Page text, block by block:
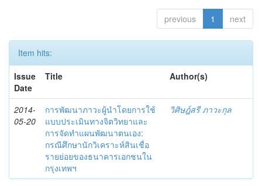
previous 1 next
Item hits:
Issue
Date
Title Author(s)
2014-
05-20
การพัฒนาภาวะผู้นำโดยการใช้
แบบประเมินทางจิตวิทยาและ
การจัดทำแผนพัฒนาตนเอง:
กรณีศึกษานักวิเคราะห์สินเชื่อ
รายย่อยของธนาคารเอกชนใน
กรุงเทพฯ
วิศิษฎ์สรี ภาวะกุล